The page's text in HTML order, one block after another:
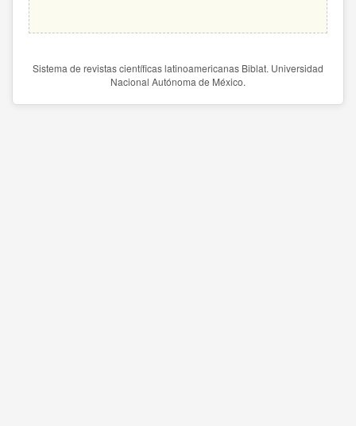
Sistema de revistas científicas latinoamericanas Biblat. Universidad
Nacional Autónoma de México.